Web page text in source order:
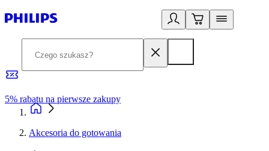
5% rabatu na pierwsze zakupy
Akcesoria do gotowania